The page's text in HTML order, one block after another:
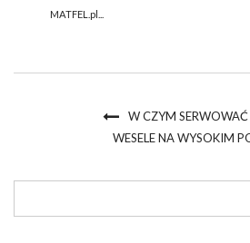
MATFEL.pl...
W CZYM
WESELE NA WYSOKIM